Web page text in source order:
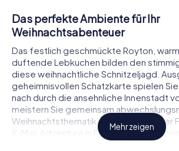
Das perfekte Ambiente für Ihr
Weihnachtsabenteuer
Das festlich geschmückte Royton,
duftende Lebkuchen bilden den
diese weihnachtliche Schnitzeljagd.
geheimnisvollen Schatzkarte spielen Sie
nach durch die ansehnliche Innenstadt
meistern Sie gemeinsam
Weihnachtsthematik zieht sich als roter
X-Mas Adventure in Royton. Auf
erfahren Sie faszinierende Anekdoten
Mehr zeigen